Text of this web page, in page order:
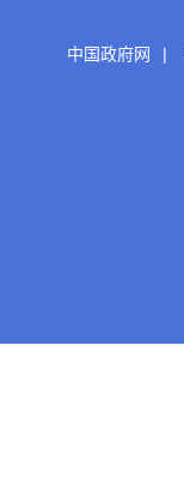
中国政府网 |